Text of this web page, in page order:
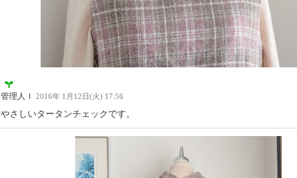
管理人Ｉ 2016年 1月12日(火) 17:56
やさしいタータンチェックです。